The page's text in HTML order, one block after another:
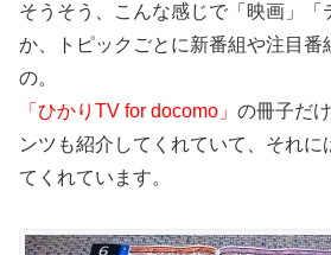
そうそう、こんな感じで「映画」「
か、トピックごとに新番組や注目番
の。
「ひかりTV for docomo」 の冊子だけ
ンツも紹介してくれていて、それに
てくれています。